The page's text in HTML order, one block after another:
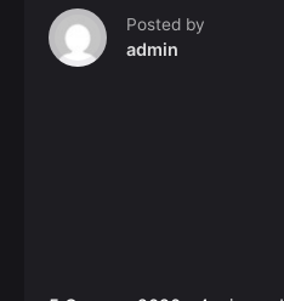
Posted by
admin